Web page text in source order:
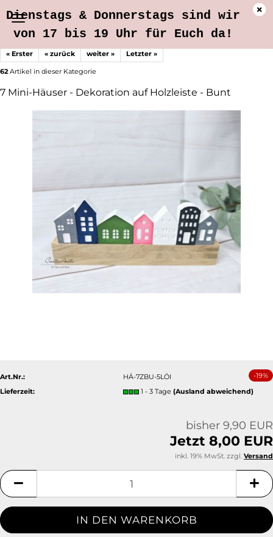
Dienstags & Donnerstags sind wir
von 17 bis 19 Uhr für Euch da!
« Erster « zurück weiter » Letzter »
62Artikel in dieser Kategorie
7 Mini-Häuser - Dekoration auf Holzleiste - Bunt
-19%
Art.Nr.:
HÄ-7ZBU-5LÖI
Lieferzeit:
1 - 3 Tage (Ausland abweichend)
bisher 9,90 EUR
Jetzt 8,00 EUR
inkl. 19% MwSt. zzgl. Versand